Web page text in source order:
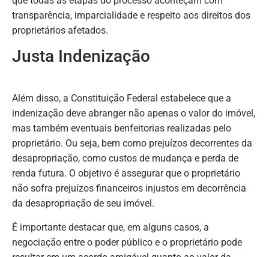
transparência, imparcialidade e respeito aos direitos dos
proprietários afetados.
Justa Indenização
Além disso, a Constituição Federal estabelece que a
indenização deve abranger não apenas o valor do imóvel,
mas também eventuais benfeitorias realizadas pelo
proprietário. Ou seja, bem como prejuízos decorrentes da
desapropriação, como custos de mudança e perda de
renda futura. O objetivo é assegurar que o proprietário
não sofra prejuízos financeiros injustos em decorrência
da desapropriação de seu imóvel.
É importante destacar que, em alguns casos, a
negociação entre o poder público e o proprietário pode